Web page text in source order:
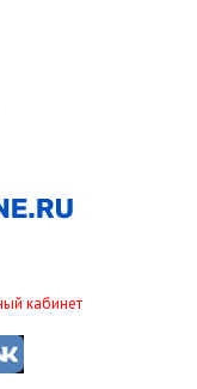
кабинет